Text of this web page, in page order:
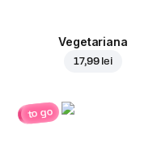
Vegetariana
17,99 lei
to go